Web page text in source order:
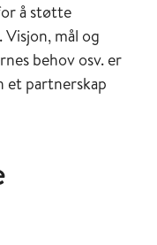
å støtte
mål og
behov osv. er
et partnerskap